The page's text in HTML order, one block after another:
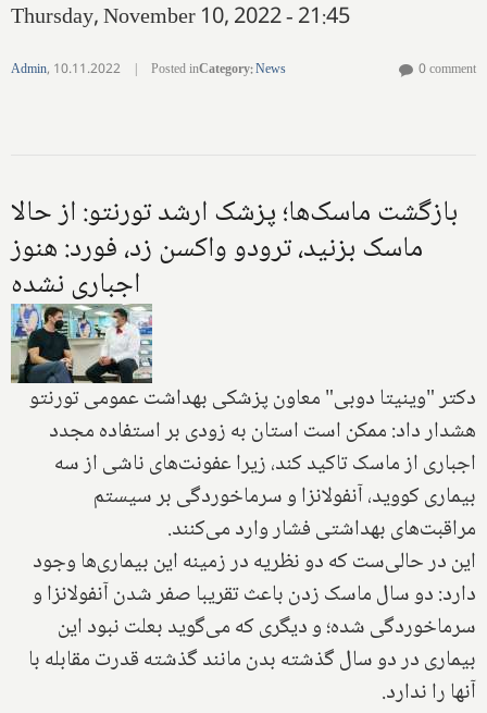
Thursday, November 10, 2022 - 21:45
Admin, 10.11.2022 | Posted inCategory:News 0 comment
بازگشت ماسک‌ها؛ پزشک ارشد تورنتو: از حالا
ماسک بزنید، ترودو واکسن زد، فورد‌: هنوز
اجباری نشده
دکتر "وینیتا دوبی" معاون پزشکی بهداشت عمومی تورنتو
هشدار داد: ‌ممکن است استان به زودی‌ بر استفاده ‌‌‌مجدد‌
اجباری از ماسک تاکید کند، ‌زیرا ‌عفونت‌های ناشی از سه
بیماری کووید، آنفولانزا و سرماخوردگی بر سیستم
مراقبت‌های بهداشتی فشار وارد می‌کنند.
این در حالی‌ست که دو نظریه در زمینه این بیماری‌ها وجود
دارد: دو سال ماسک زدن باعث تقریبا صفر شدن آنفولانزا و
سرماخوردگی شده؛ و دیگری که می‌گوید بعلت نبود این
بیماری در دو سال گذشته بدن مانند گذشته قدرت مقابله با
آنها را ندارد.